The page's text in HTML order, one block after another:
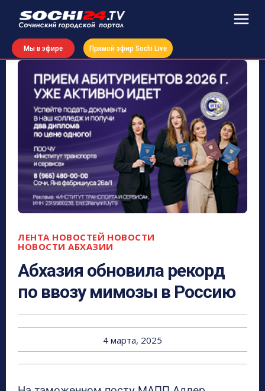
Мы в эфире Прямой эфир Sochi Live
ЛЕНТА НОВОСТЕЙ НОВОСТИ
НОВОСТИ АБХАЗИИ
Абхазия обновила рекорд
по ввозу мимозы в Россию
4 марта, 2025